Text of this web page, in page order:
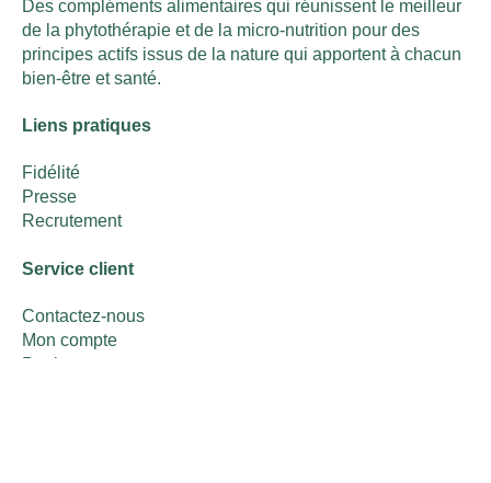
Des compléments alimentaires qui réunissent le meilleur
de la phytothérapie et de la micro-nutrition pour des
principes actifs issus de la nature qui apportent à chacun
bien-être et santé.
Liens pratiques
Fidélité
Presse
Recrutement
Service client
Contactez-nous
Mon compte
Panier